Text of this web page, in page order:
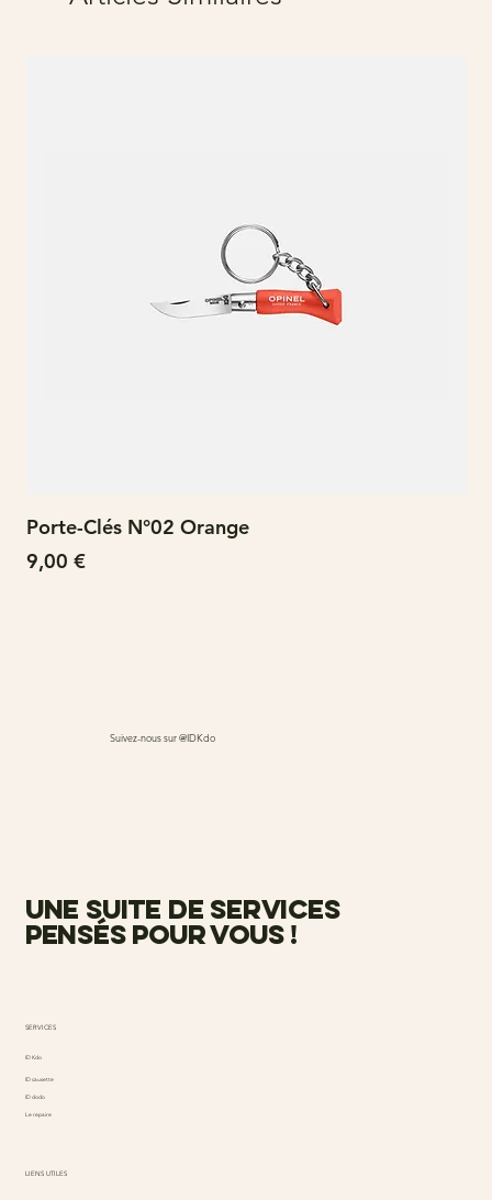
Porte-Clés N°02 Orange
Prix
9,00 €
Suivez-nous sur @IDKdo
une suite de services
pensés pour vous !
SERVICES
ID Kdo
ID causette
ID dodo
Le repaire
LIENS UTILES